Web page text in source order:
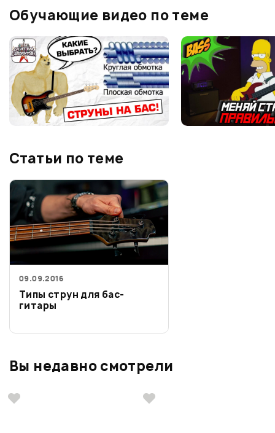
Обучающие видео по теме
Статьи по теме
09.09.2016
Типы струн для бас-
гитары
Вы недавно смотрели